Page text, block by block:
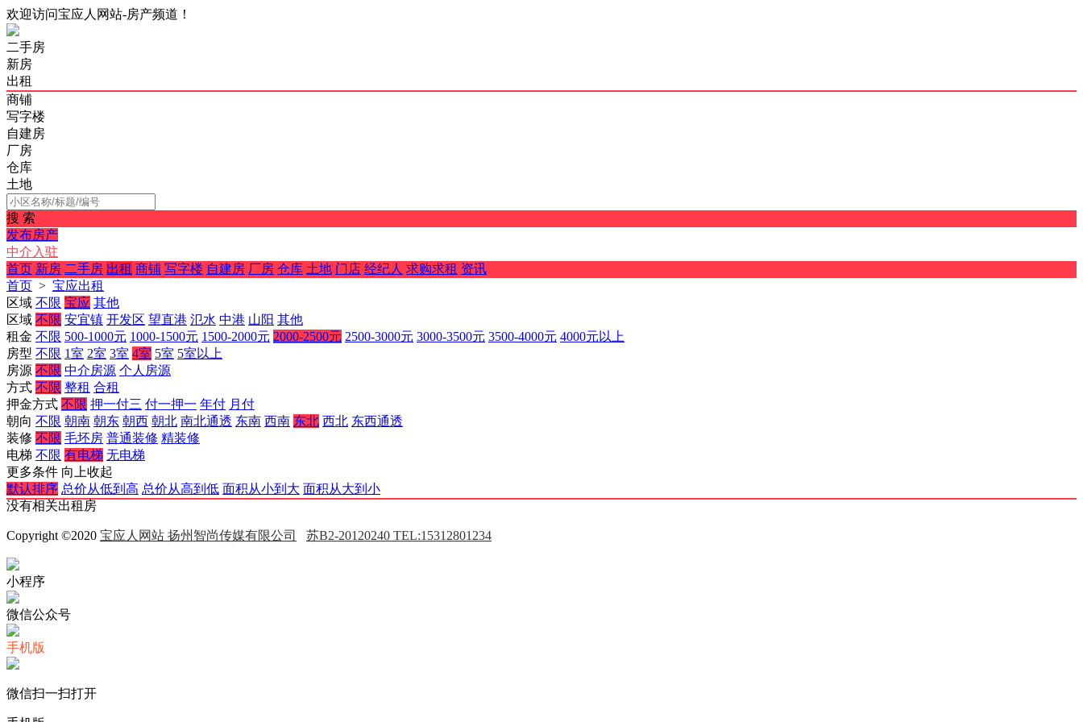
欢迎访问宝应人网站-房产频道！
二手房
新房
出租
商铺
写字楼
自建房
厂房
仓库
土地
搜 索
发布房产
中介入驻
首页 新房 二手房 出租 商铺 写字楼 自建房 厂房 仓库 土地 门店 经纪人 求购求租 资讯
首页 > 宝应出租
区域 不限 宝应 其他
区域 不限 安宜镇 开发区 望直港 氾水 中港 山阳 其他
租金 不限 500-1000元 1000-1500元 1500-2000元 2000-2500元 2500-3000元 3000-3500元 3500-4000元 4000元以上
房型 不限 1室 2室 3室 4室 5室 5室以上
房源 不限 中介房源 个人房源
方式 不限 整租 合租
押金方式 不限 押一付三 付一押一 年付 月付
朝向 不限 朝南 朝东 朝西 朝北 南北通透 东南 西南 东北 西北 东西通透
装修 不限 毛坯房 普通装修 精装修
电梯 不限 有电梯 无电梯
更多条件 向上收起
默认排序 总价从低到高 总价从高到低 面积从小到大 面积从大到小
没有相关出租房
Copyright ©2020 宝应人网站 扬州智尚传媒有限公司 苏B2-20120240 TEL:15312801234
小程序
微信公众号
手机版
微信扫一扫打开